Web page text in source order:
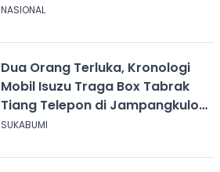
NASIONAL
Dua Orang Terluka, Kronologi
Mobil Isuzu Traga Box Tabrak
Tiang Telepon di Jampangkulon
Sukabumi
SUKABUMI